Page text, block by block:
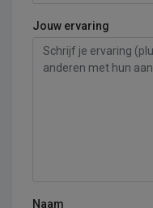
Jouw ervaring
Naam